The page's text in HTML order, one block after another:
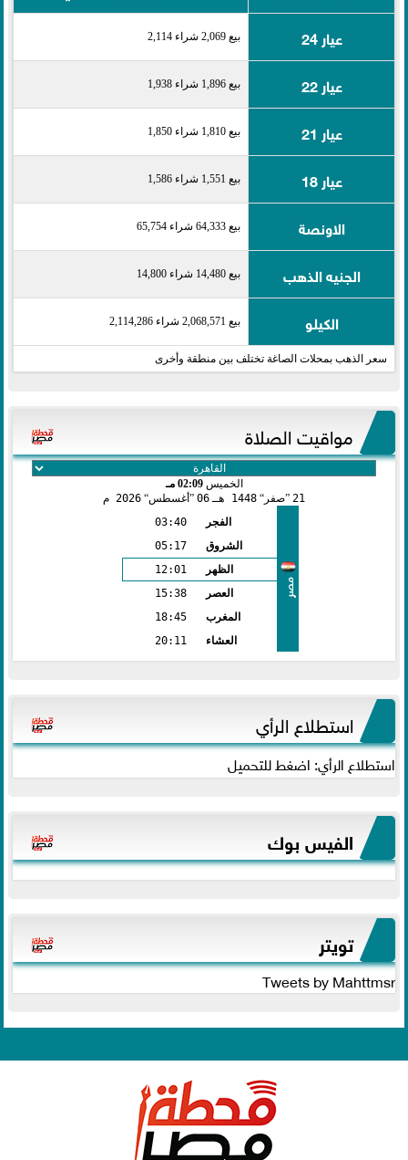
عيار 24
بيع 2,069 شراء 2,114
عيار 22 بيع 1,896 شراء 1,938
عيار 21 بيع 1,810 شراء 1,850
عيار 18 بيع 1,551 شراء 1,586
الاونصة بيع 64,333 شراء 65,754
الجنيه الذهب بيع 14,480 شراء 14,800
الكيلو بيع 2,068,571 شراء 2,114,286
سعر الذهب بمحلات الصاغة تختلف بين منطقة وأخرى
مواقيت الصلاة
الخميس02:09 مـ
21 صفر 1448 هـ 06 أغسطس 2026 م
مصر
الفجر
03:40
الشروق
05:17
الظهر
12:01
العصر
15:38
المغرب
18:45
العشاء
20:11
استطلاع الرأي
استطلاع الرأي: اضغط للتحميل
الفيس بوك
تويتر
Tweets by Mahttmsr